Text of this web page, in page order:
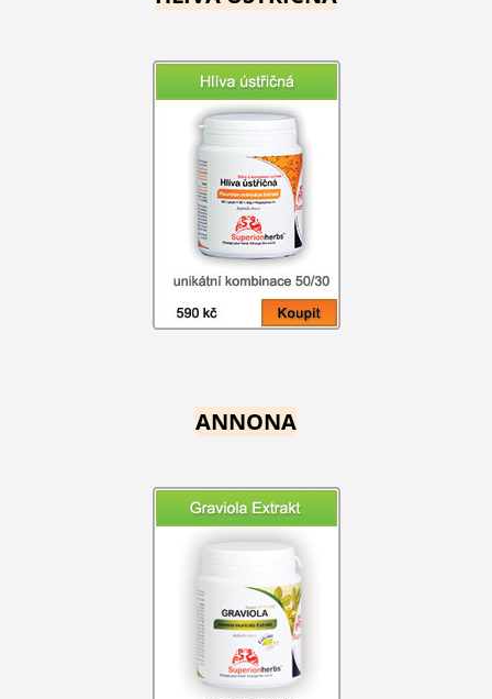
ANNONA